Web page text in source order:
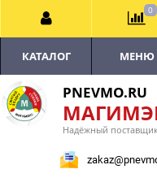
PNEVMO.RU
Надёжный
КАТАЛОГ МЕНЮ
0